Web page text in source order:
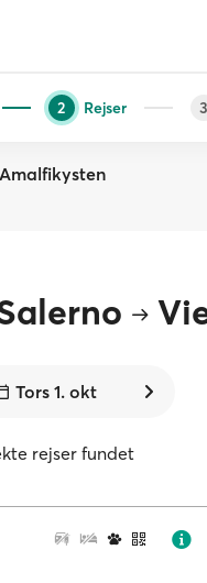
2 Rejser 3
Tors 1. okt
rejser fundet